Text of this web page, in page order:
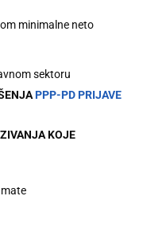
minimalne neto
sektoru
PPP-PD PRIJAVE
KOJE